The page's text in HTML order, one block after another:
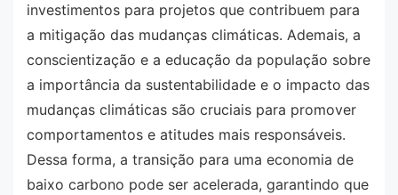
investimentos para projetos que contribuem para
a mitigação das mudanças climáticas. Ademais, a
conscientização e a educação da população sobre
a importância da sustentabilidade e o impacto das
mudanças climáticas são cruciais para promover
comportamentos e atitudes mais responsáveis.
Dessa forma, a transição para uma economia de
baixo carbono pode ser acelerada, garantindo que